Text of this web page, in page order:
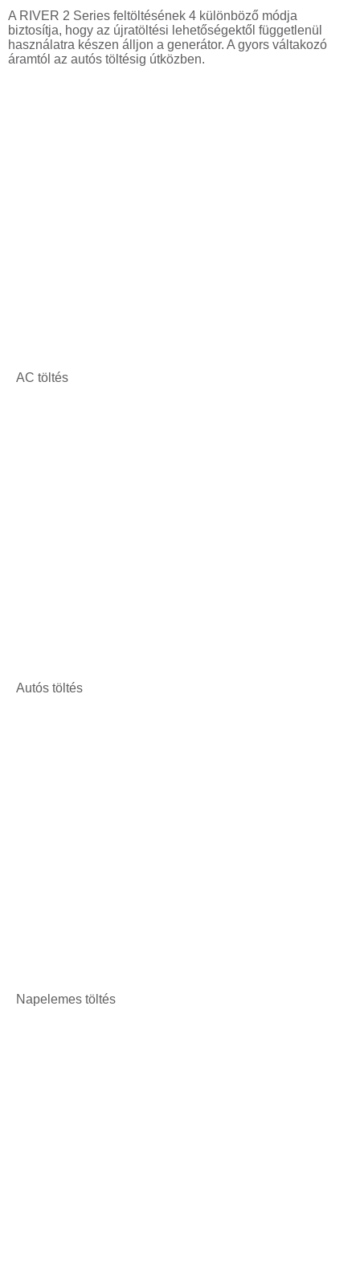
A RIVER 2 Series feltöltésének 4 különböző módja
biztosítja, hogy az újratöltési lehetőségektől függetlenül
használatra készen álljon a generátor. A gyors váltakozó
áramtól az autós töltésig útközben.
AC töltés
Autós töltés
Napelemes töltés